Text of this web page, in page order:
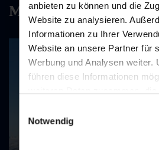
anbieten zu können und die
Website zu analysieren.
Informationen zu Ihrer
Website an unsere Partner für
Werbung und Analysen weiter.
führen diese Informationen
Nutzung der Dienste gesammelt
Notwendig
More than skiing
Fancy some